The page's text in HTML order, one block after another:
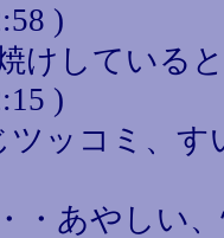
)
けしている
)
ツッコミ、
・あやしい